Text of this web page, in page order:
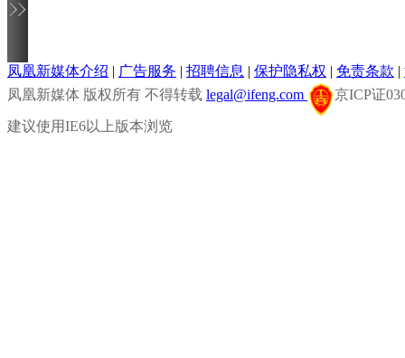
凤凰新媒体介绍 | 广告服务 | 招聘信息 | 保护隐私权 | 免责条款 |
凤凰新媒体 版权所有 不得转载 legal@ifeng.com 京ICP证
建议使用IE6以上版本浏览